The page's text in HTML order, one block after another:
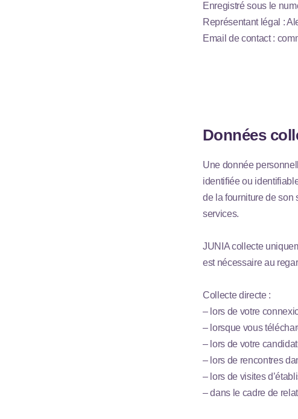
Enregistré sous le
Représentant légal :
Email de contact :
Données
Une donnée
identifiée ou
de la fourniture de son
services.
JUNIA collecte
est nécessaire au
Collecte directe :
– lors de votre
– lorsque vous
– lors de votre
– lors de rencontres
– lors de visites
– dans le cadre de